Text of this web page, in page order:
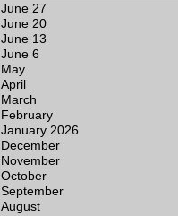
June 27
June 20
June 13
June 6
May
April
March
February
January 2026
December
November
October
September
August